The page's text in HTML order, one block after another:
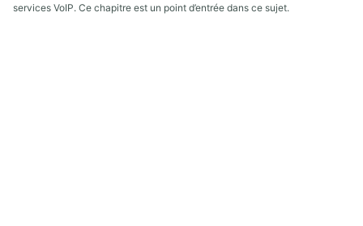
services VoIP. Ce chapitre est un point d’entrée dans ce sujet.